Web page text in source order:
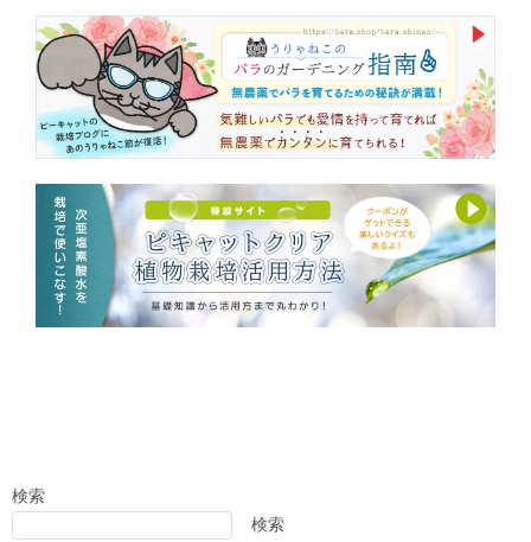
検索
検索